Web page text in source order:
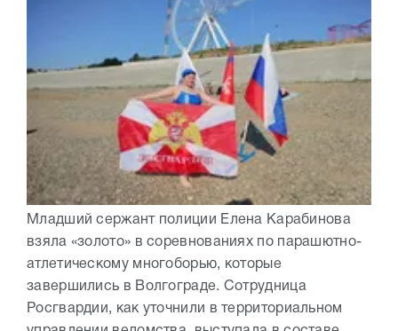
Младший сержант полиции Елена Карабинова
взяла «золото» в соревнованиях по парашютно-
атлетическому многоборью, которые
завершились в Волгограде. Сотрудница
Росгвардии, как уточнили в территориальном